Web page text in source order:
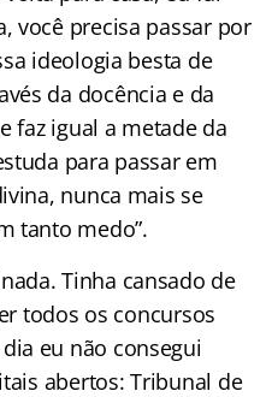
você precisa passar por
ideologia besta de
da docência e da
faz igual a metade da
para passar em
nunca mais se
tanto medo”.
Tinha cansado de
todos os concursos
eu não consegui
abertos: Tribunal de